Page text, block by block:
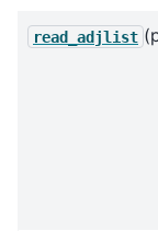
read_adjlist